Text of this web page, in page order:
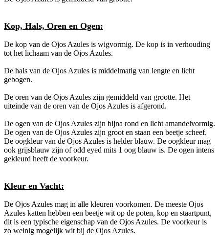
Kop, Hals, Oren en Ogen:
De kop van de Ojos Azules is wigvormig. De kop is in verhouding
tot het lichaam van de Ojos Azules.
De hals van de Ojos Azules is middelmatig van lengte en licht
gebogen.
De oren van de Ojos Azules zijn gemiddeld van grootte. Het
uiteinde van de oren van de Ojos Azules is afgerond.
De ogen van de Ojos Azules zijn bijna rond en licht amandelvormig.
De ogen van de Ojos Azules zijn groot en staan een beetje scheef.
De oogkleur van de Ojos Azules is helder blauw. De oogkleur mag
ook grijsblauw zijn of odd eyed mits 1 oog blauw is. De ogen intens
gekleurd heeft de voorkeur.
Kleur en Vacht:
De Ojos Azules mag in alle kleuren voorkomen. De meeste Ojos
Azules katten hebben een beetje wit op de poten, kop en staartpunt,
dit is een typische eigenschap van de Ojos Azules. De voorkeur is
zo weinig mogelijk wit bij de Ojos Azules.